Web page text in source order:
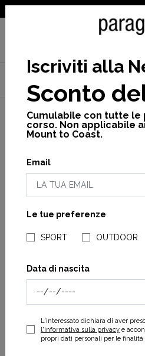
NEGOZI PARAGONSHOP
Home Norda Scarpe
Norda
Scarpa norda 001a man
Iscriviti alla
Sconto
Cumulabile con tutte le
corso. Non applicabile
Mount to Coast.
Email
Le tue preferenze
SPORT OUTDOOR
Data di nascita
L'interessato dichiara di aver
l'informativa sulla privacye
propri dati personali per le